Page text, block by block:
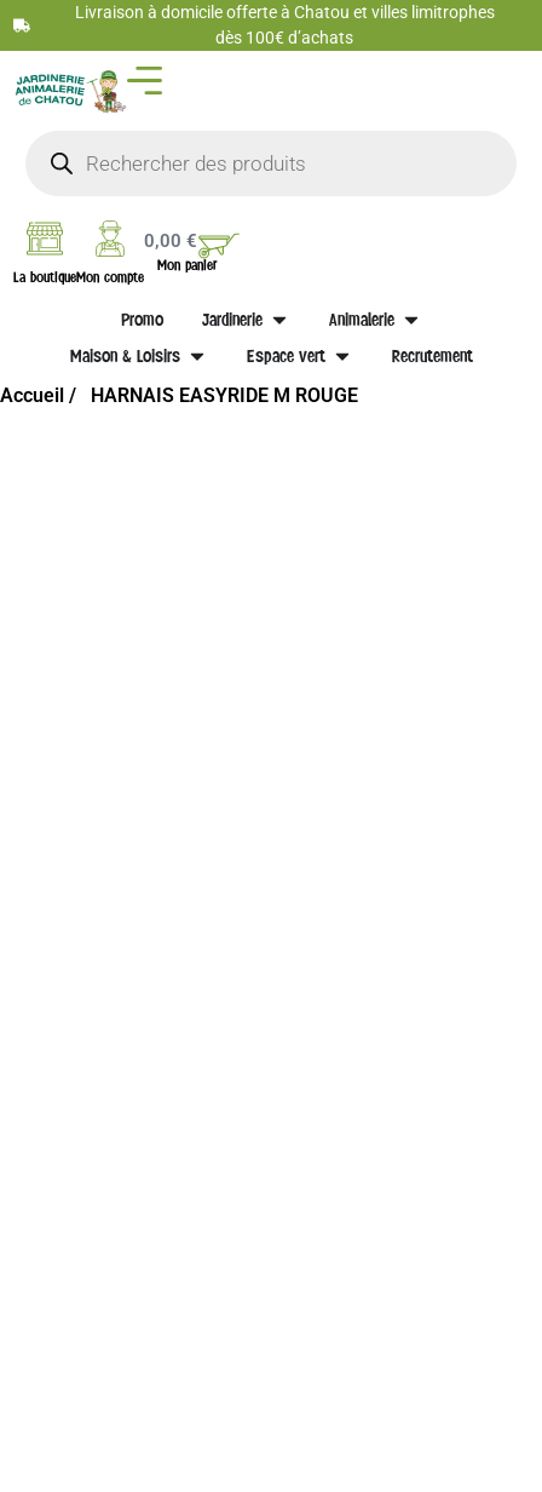
Livraison à domicile offerte à Chatou et villes limitrophes
dès 100€ d’achats
La boutiqueMon compte
0,00€
Mon panier
Promo Jardinerie
Animalerie
Maison & Loisirs
Espace vert Recrutement
Accueil / HARNAIS EASYRIDE M ROUGE